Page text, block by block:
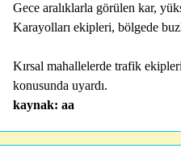
Gece aralıklarla görülen kar,
Karayolları ekipleri, bölgede
Kırsal mahallelerde trafik
konusunda uyardı.
kaynak: aa